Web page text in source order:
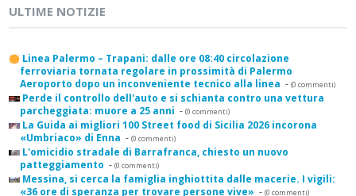
ULTIME NOTIZIE
Linea Palermo – Trapani: dalle ore 08:40 circolazione
ferroviaria tornata regolare in prossimità di Palermo
Aeroporto dopo un inconveniente tecnico alla linea - (0 commenti)
Perde il controllo dell'auto e si schianta contro una vettura
parcheggiata: muore a 25 anni - (0 commenti)
La Guida ai migliori 100 Street food di Sicilia 2026 incorona
«Umbriaco» di Enna - (0 commenti)
L'omicidio stradale di Barrafranca, chiesto un nuovo
patteggiamento - (0 commenti)
Messina, si cerca la famiglia inghiottita dalle macerie. I vigili:
«36 ore di speranza per trovare persone vive» - (0 commenti)